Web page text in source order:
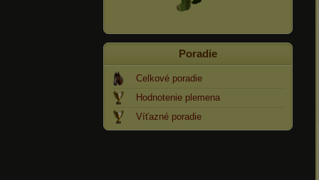
Poradie
Celkové poradie
Hodnotenie plemena
Víťazné poradie